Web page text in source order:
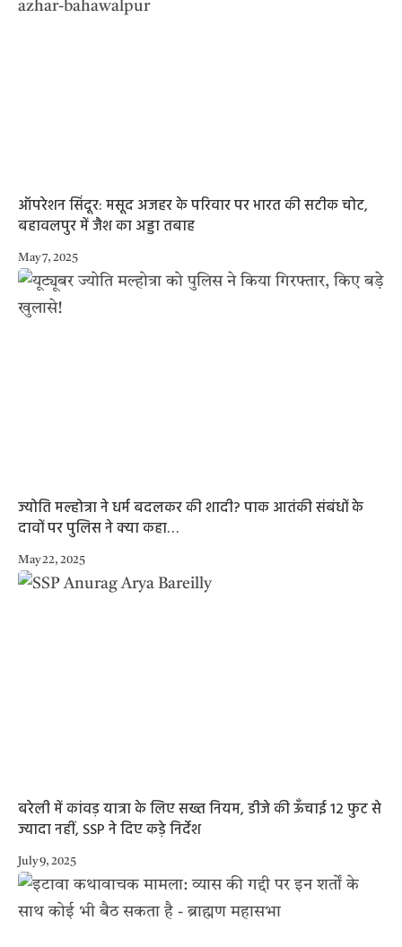
ऑपरेशन सिंदूर: मसूद अजहर के परिवार पर भारत की सटीक चोट,
बहावलपुर में जैश का अड्डा तबाह
May 7, 2025
ज्योति मल्होत्रा ने धर्म बदलकर की शादी? पाक आतंकी संबंधों के
दावों पर पुलिस ने क्या कहा…
May 22, 2025
बरेली में कांवड़ यात्रा के लिए सख्त नियम, डीजे की ऊँचाई 12 फुट से
ज्यादा नहीं, SSP ने दिए कड़े निर्देश
July 9, 2025